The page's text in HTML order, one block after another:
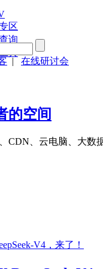
区
询
具
| 在线研讨会
的空间
CDN、云电脑、大数